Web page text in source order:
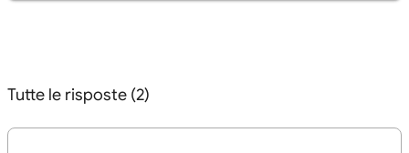
Tutte le risposte (2)